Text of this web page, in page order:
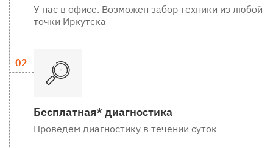
У нас в офисе. Возможен забор техники из любой
точки Иркутска
Бесплатная* диагностика
Проведем диагностику в течении суток